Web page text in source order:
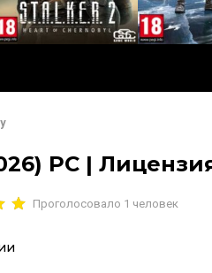
PC |
Проголосовало 1 человек